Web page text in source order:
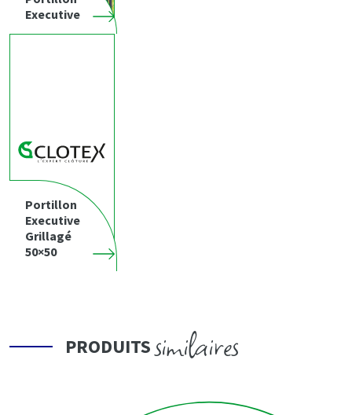
Executive
Portillon
Executive
Grillagé
50×50
PRODUITSsimilaires